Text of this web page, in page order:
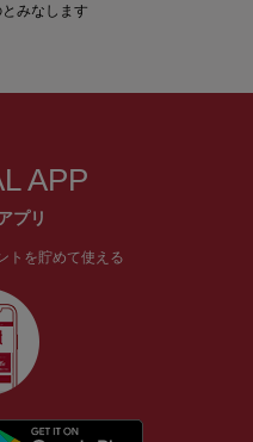
みなします
APP
プリ
トを貯めて使える